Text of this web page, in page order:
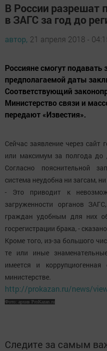
В России разрешат
в ЗАГС за год до
автор, 21 апреля 2018 -
Россияне смогут подавать
предполагаемой даты
Соответствующий
Министерство связи и
передают «Известия».
Сейчас заявление через сайт
или максимум за полгода до
Согласно пояснительной
система неудобна ни загсам,
- Это приводит к
загруженности органов
граждан удобным для них
госрегистрации брака, -
Кроме того, из-за большого
те или иные
имеется и
министерстве.
http://prokazan.ru/news/
Фото: архив ProKazan.ru
Следите за самым